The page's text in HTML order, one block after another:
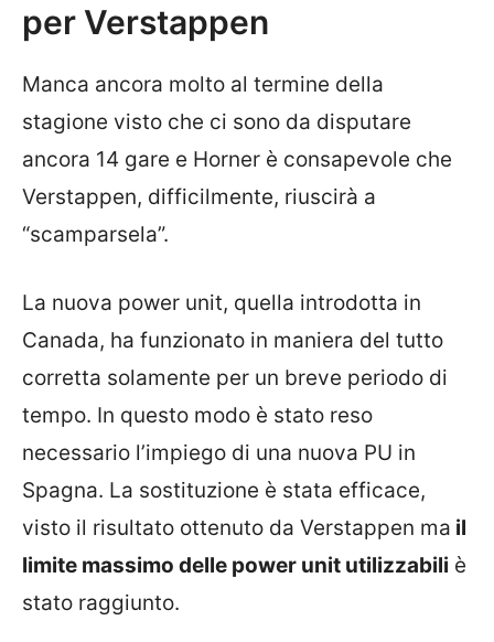
per Verstappen
Manca ancora molto al termine della
stagione visto che ci sono da disputare
ancora 14 gare e Horner è consapevole che
Verstappen, difficilmente, riuscirà a
“scamparsela”.
La nuova power unit, quella introdotta in
Canada, ha funzionato in maniera del tutto
corretta solamente per un breve periodo di
tempo. In questo modo è stato reso
necessario l’impiego di una nuova PU in
Spagna. La sostituzione è stata efficace,
visto il risultato ottenuto da Verstappen ma il
limite massimo delle power unit utilizzabili è
stato raggiunto.